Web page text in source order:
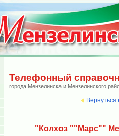
Телефонный
города Мензелинска и Мензелинского
Вернуться
"Колхоз ""Марс""